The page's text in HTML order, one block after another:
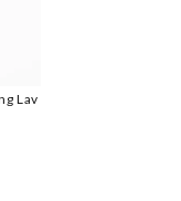
Lav